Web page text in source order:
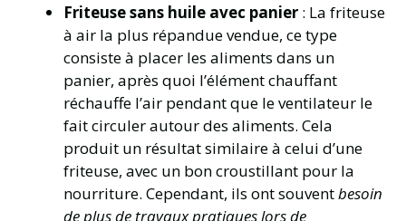
Friteuse sans huile avec panier : La friteuse
à air la plus répandue vendue, ce type
consiste à placer les aliments dans un
panier, après quoi l’élément chauffant
réchauffe l’air pendant que le ventilateur le
fait circuler autour des aliments. Cela
produit un résultat similaire à celui d’une
friteuse, avec un bon croustillant pour la
nourriture. Cependant, ils ont souventbesoin
de plus de travaux pratiques lors de